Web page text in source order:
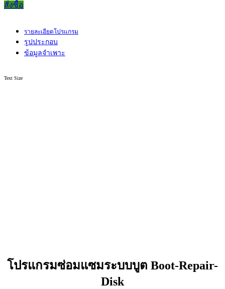
สั่งซื้อ
รายละเอียดโปรแกรม
รูปประกอบ
ข้อมูลจำเพาะ
Text Size
โปรแกรมซ่อมแซมระบบบูต Boot-Repair-
Disk